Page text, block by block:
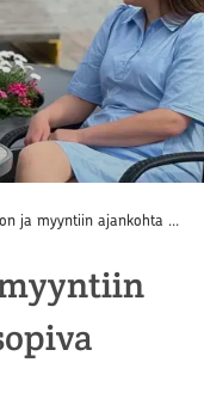
Asunnon ostoon ja myyntiin ajankohta on aina sopiva